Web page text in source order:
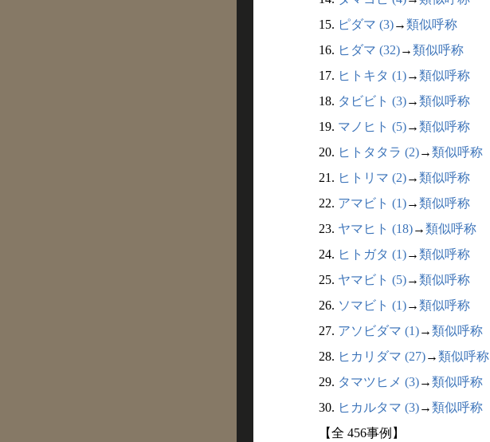
15. ピダマ (3)→類似呼称
16. ヒダマ (32)→類似呼称
17. ヒトキタ (1)→類似呼称
18. タビビト (3)→類似呼称
19. マノヒト (5)→類似呼称
20. ヒトタタラ (2)→類似呼称
21. ヒトリマ (2)→類似呼称
22. アマビト (1)→類似呼称
23. ヤマヒト (18)→類似呼称
24. ヒトガタ (1)→類似呼称
25. ヤマビト (5)→類似呼称
26. ソマビト (1)→類似呼称
27. アソビダマ (1)→類似呼称
28. ヒカリダマ (27)→類似呼称
29. タマツヒメ (3)→類似呼称
30. ヒカルタマ (3)→類似呼称
【全 456事例】